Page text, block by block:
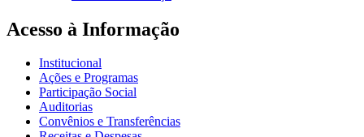
Acesso à Informação
Institucional
Ações e Programas
Participação Social
Auditorias
Convênios e Transferências